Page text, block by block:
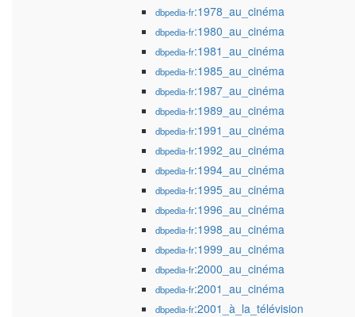
dbpedia-fr:1978_au_cinéma
dbpedia-fr:1980_au_cinéma
dbpedia-fr:1981_au_cinéma
dbpedia-fr:1985_au_cinéma
dbpedia-fr:1987_au_cinéma
dbpedia-fr:1989_au_cinéma
dbpedia-fr:1991_au_cinéma
dbpedia-fr:1992_au_cinéma
dbpedia-fr:1994_au_cinéma
dbpedia-fr:1995_au_cinéma
dbpedia-fr:1996_au_cinéma
dbpedia-fr:1998_au_cinéma
dbpedia-fr:1999_au_cinéma
dbpedia-fr:2000_au_cinéma
dbpedia-fr:2001_au_cinéma
dbpedia-fr:2001_à_la_télévision